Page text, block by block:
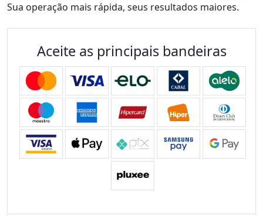
Sua operação mais rápida, seus resultados maiores.
Aceite as principais bandeiras